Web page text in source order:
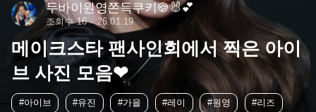
두바이원영쫀득쿠키🍪🐰💕
조회수 16 26.01.19
메이크스타 팬사인회에서 찍은 아이
브 사진 모음❤
#아이브 #유진 #가을 #레이 #원영 #리즈